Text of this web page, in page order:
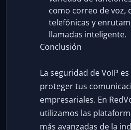
como correo de voz,
telefónicas y
llamadas inteligente.
Conclusión
La seguridad de VoIP
proteger tus
empresariales. En
utilizamos las
más avanzadas de la